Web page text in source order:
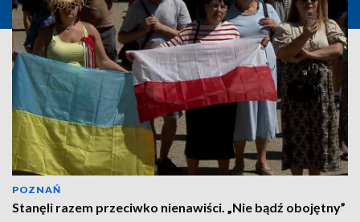
POZNAŃ
Stanęli razem przeciwko nienawiści. „Nie bądź obojętny”